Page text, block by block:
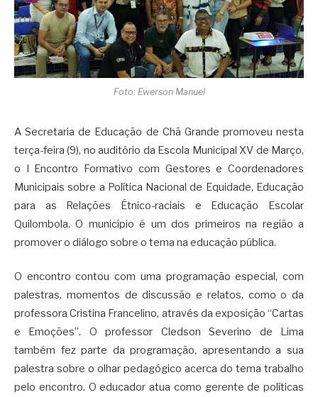
Foto: Ewerson Manuel
A Secretaria de Educação de Chã Grande promoveu nesta
terça-feira (9), no auditório da Escola Municipal XV de Março,
o I Encontro Formativo com Gestores e Coordenadores
Municipais sobre a Política Nacional de Equidade, Educação
para as Relações Étnico-raciais e Educação Escolar
Quilombola. O município é um dos primeiros na região a
promover o diálogo sobre o tema na educação pública.
O encontro contou com uma programação especial, com
palestras, momentos de discussão e relatos, como o da
professora Cristina Francelino, através da exposição “Cartas
e Emoções”. O professor Cledson Severino de Lima
também fez parte da programação, apresentando a sua
palestra sobre o olhar pedagógico acerca do tema trabalho
pelo encontro. O educador atua como gerente de políticas